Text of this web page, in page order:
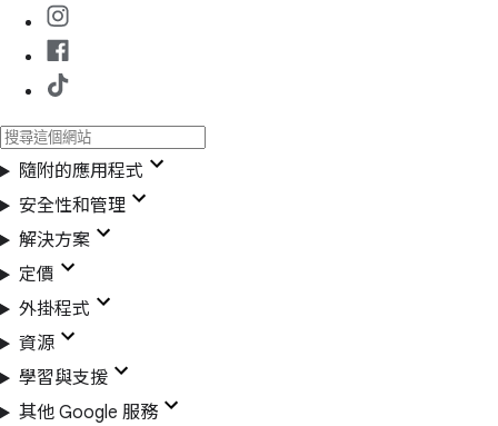
隨附的應用程式
安全性和管理
解決方案
定價
外掛程式
資源
學習與支援
其他 Google 服務